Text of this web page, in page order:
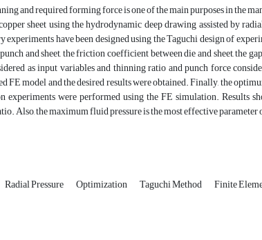
and required forming force is one of the main purposes in the
sheet using the hydrodynamic deep drawing assisted by
experiments have been designed using the Taguchi design of
and sheet, the friction coefficient between die and sheet, the
as input variables and thinning ratio and punch force
FE model and the desired results were obtained. Finally, the
were performed using the FE simulation. Results
Also, the maximum fluid pressure is the most effective parameter
Radial Pressure Optimization Taguchi Method Finite